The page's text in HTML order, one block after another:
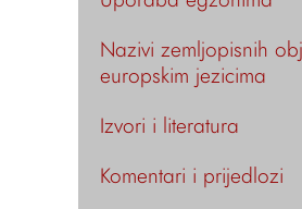
Nazivi zemljopisnih
europskim jezicima
Izvori i literatura
Komentari i prijedlozi